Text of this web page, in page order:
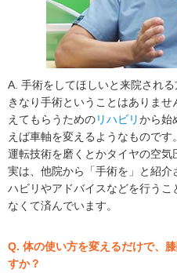
A. 手術をしてほしいと来院され
きなり手術ということはありま
えてもらうためのリハビリから始
えば車軸を変えるようなものです
運転技術を磨くとかタイヤの空気
実は、他院から「手術を」と紹介
ハビリやアドバイスなどを行う
なくて済んでいます。
Q. 体の使い方を変えるだけで、
すか？